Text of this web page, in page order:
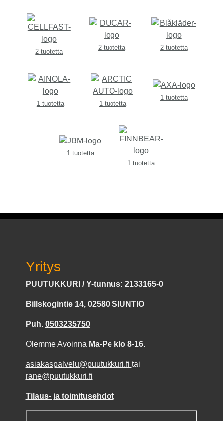
2 tuotetta
2 tuotetta 2 tuotetta
1 tuotetta 1 tuotetta
1 tuotetta
1 tuotetta
1 tuotetta
Yritys
PUUTUKKURI / Y-tunnus: 2133165-0
Billskogintie 14, 02580 SIUNTIO
Puh. 0503235750
Olemme Avoinna Ma-Pe klo 8-16.
asiakaspalvelu@puutukkuri.fi tai
rane@puutukkuri.fi
Tilaus- ja toimitusehdot